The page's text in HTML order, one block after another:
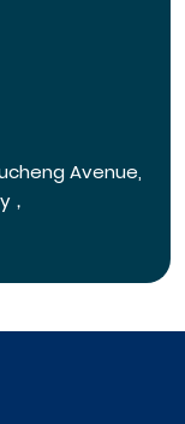
Avenue,